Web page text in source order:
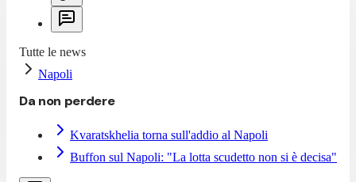
Tutte le news
Napoli
Da non perdere
Kvaratskhelia torna sull'addio al Napoli
Buffon sul Napoli: "La lotta scudetto non si è decisa"